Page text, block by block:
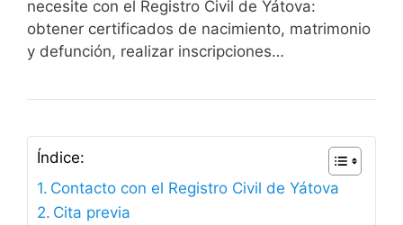
necesite con el Registro Civil de Yátova:
obtener certificados de nacimiento, matrimonio
y defunción, realizar inscripciones…
Índice:
Contacto con el Registro Civil de Yátova
Cita previa